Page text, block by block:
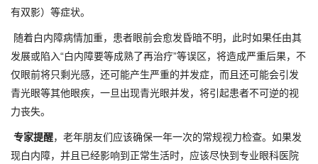
有双影）等症状。
随着白内障病情加重，患者眼前会愈发昏暗不明，此时如果任由其
发展或陷入“白内障要等成熟了再治疗”等误区，将造成严重后果，不
仅眼前将只剩光感，还可能产生严重的并发症，而且还可能会引发
青光眼等其他眼疾，一旦出现青光眼并发，将引起患者不可逆的视
力丧失。
专家提醒，老年朋友们应该确保一年一次的常规视力检查。如果发
现白内障，并且已经影响到正常生活时，应该尽快到专业眼科医院